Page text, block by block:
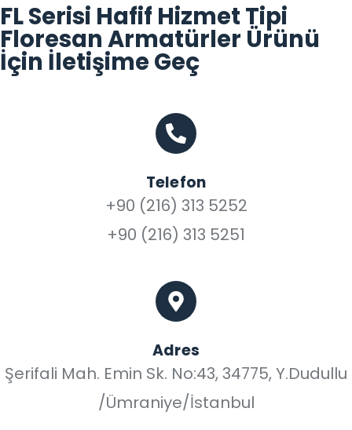
FL Serisi Hafif Hizmet Tipi
Floresan Armatürler Ürünü
İçin İletişime Geç
Telefon
+90 (216) 313 5252
+90 (216) 313 5251
Adres
Şerifali Mah. Emin Sk. No:43, 34775, Y.Dudullu
/Ümraniye/İstanbul